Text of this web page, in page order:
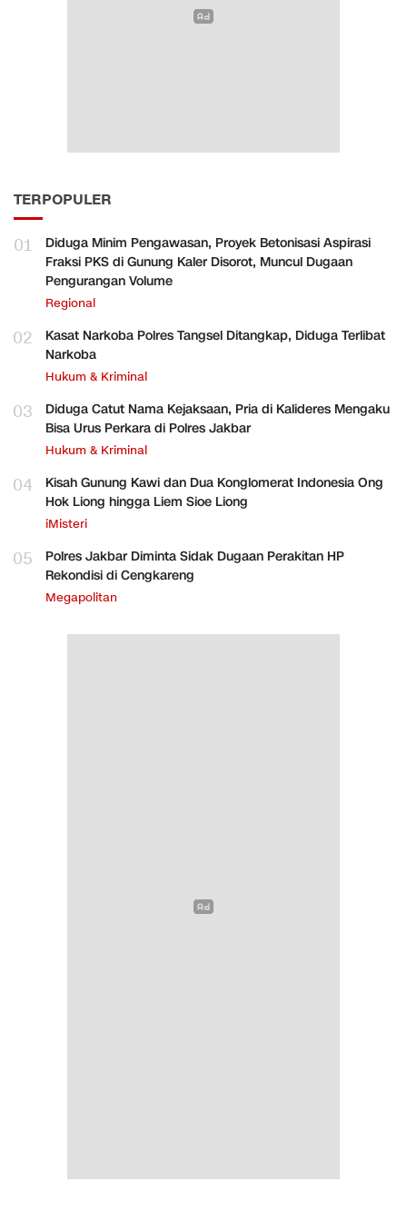
TERPOPULER
01
Diduga Minim Pengawasan, Proyek Betonisasi Aspirasi
Fraksi PKS di Gunung Kaler Disorot, Muncul Dugaan
Pengurangan Volume
Regional
02
Kasat Narkoba Polres Tangsel Ditangkap, Diduga Terlibat
Narkoba
Hukum & Kriminal
03
Diduga Catut Nama Kejaksaan, Pria di Kalideres Mengaku
Bisa Urus Perkara di Polres Jakbar
Hukum & Kriminal
04
Kisah Gunung Kawi dan Dua Konglomerat Indonesia Ong
Hok Liong hingga Liem Sioe Liong
iMisteri
05
Polres Jakbar Diminta Sidak Dugaan Perakitan HP
Rekondisi di Cengkareng
Megapolitan